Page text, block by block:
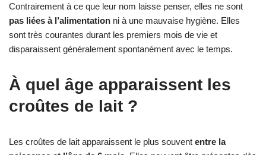
Contrairement à ce que leur nom laisse penser, elles ne sont
pas liées à l’alimentation ni à une mauvaise hygiène. Elles
sont très courantes durant les premiers mois de vie et
disparaissent généralement spontanément avec le temps.
À quel âge apparaissent les
croûtes de lait ?
Les croûtes de lait apparaissent le plus souvent entre la